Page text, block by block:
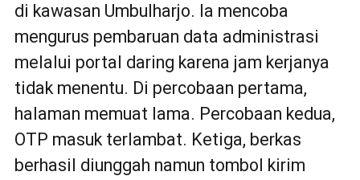
di kawasan Umbulharjo. Ia mencoba
mengurus pembaruan data administrasi
melalui portal daring karena jam kerjanya
tidak menentu. Di percobaan pertama,
halaman memuat lama. Percobaan kedua,
OTP masuk terlambat. Ketiga, berkas
berhasil diunggah namun tombol kirim